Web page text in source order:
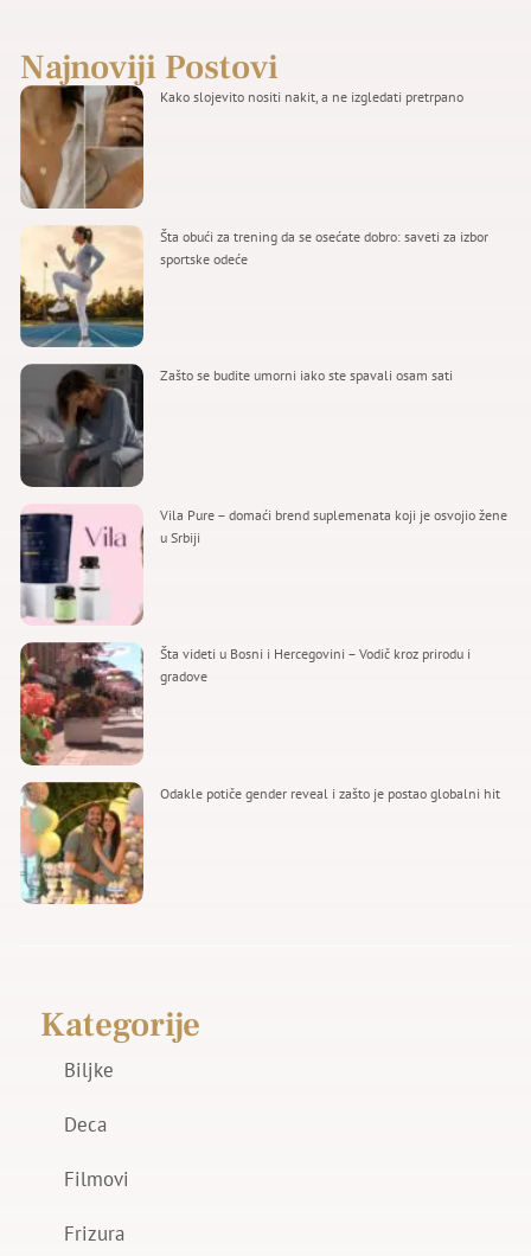
Najnoviji Postovi
Kako slojevito nositi nakit, a ne izgledati pretrpano
Šta obući za trening da se osećate dobro: saveti za izbor
sportske odeće
Zašto se budite umorni iako ste spavali osam sati
Vila Pure – domaći brend suplemenata koji je osvojio žene
u Srbiji
Šta videti u Bosni i Hercegovini – Vodič kroz prirodu i
gradove
Odakle potiče gender reveal i zašto je postao globalni hit
Kategorije
Biljke
Deca
Filmovi
Frizura